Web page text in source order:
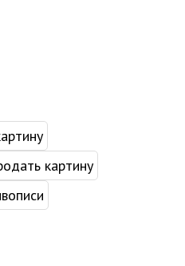
картину